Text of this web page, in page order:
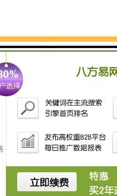
性，对于化学工业之用途甚为
费低廉；
大面积推广应用；
寿命长，因此总体造价低廉。